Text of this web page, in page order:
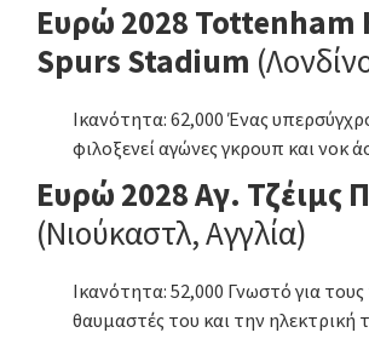
Ευρώ 2028 Tottenham
Spurs Stadium
Ικανότητα: 62,000 Ένας
φιλοξενεί αγώνες γκρουπ και νοκ
Ευρώ 2028 Αγ. Τζέιμς
(Νιούκαστλ, Αγγλία)
Ικανότητα: 52,000 Γνωστό για
θαυμαστές του και την ηλεκτρική